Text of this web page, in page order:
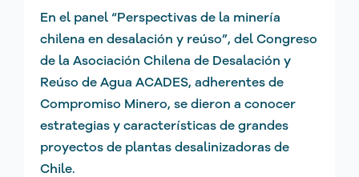
En el panel “Perspectivas de la minería
chilena en desalación y reúso”, del Congreso
de la Asociación Chilena de Desalación y
Reúso de Agua ACADES, adherentes de
Compromiso Minero, se dieron a conocer
estrategias y características de grandes
proyectos de plantas desalinizadoras de
Chile.